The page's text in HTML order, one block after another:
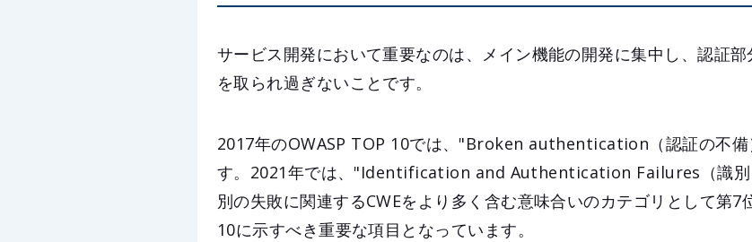
サービス開発において重要なのは、メイン機能の開発に集中し、認証
を取られ過ぎないことです。
2017年のOWASP TOP 10では、"Broken authentication（認証の不備
す。2021年では、"Identification and Authentication Failures（識別
別の失敗に関連するCWEをより多く含む意味合いのカテゴリとして第7
10に示すべき重要な項目となっています。